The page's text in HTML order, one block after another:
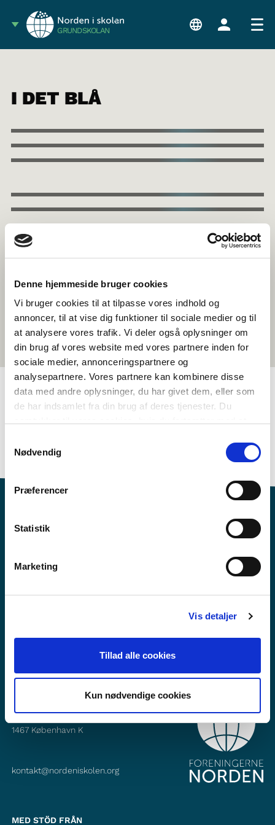
Denne hjemmeside bruger cookies
Vi bruger cookies til at tilpasse vores indhold og
annoncer, til at vise dig funktioner til sociale medier og til
at analysere vores trafik. Vi deler også oplysninger om
din brug af vores website med vores partnere inden for
sociale medier, annonceringspartnere og
analysepartnere. Vores partnere kan kombinere disse
data med andre oplysninger, du har givet dem, eller som
de har indsamlet fra din brug af deres tjenester. Du
Nødvendig
Præferencer
Statistik
Marketing
Vis detaljer
Tillad alle cookies
Kun nødvendige cookies
GRUNDSKOLAN
TAGGAR
Danska
<1 lektion
I DET BLÅ
Vill du veta mer om Norden i skolan?
Följ oss på Instagram
Foreningerne Nordens Forbund
1467 København K
kontakt@nordeniskolen.org
MED STÖD FRÅN